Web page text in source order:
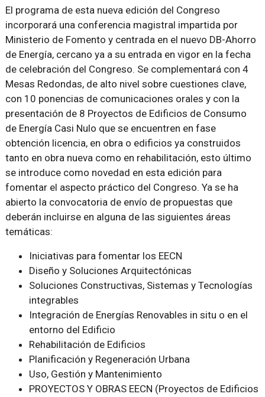
El programa de esta nueva edición del Congreso
incorporará una conferencia magistral impartida por
Ministerio de Fomento y centrada en el nuevo DB-Ahorro
de Energía, cercano ya a su entrada en vigor en la fecha
de celebración del Congreso. Se complementará con 4
Mesas Redondas, de alto nivel sobre cuestiones clave,
con 10 ponencias de comunicaciones orales y con la
presentación de 8 Proyectos de Edificios de Consumo
de Energía Casi Nulo que se encuentren en fase
obtención licencia, en obra o edificios ya construidos
tanto en obra nueva como en rehabilitación, esto último
se introduce como novedad en esta edición para
fomentar el aspecto práctico del Congreso. Ya se ha
abierto la convocatoria de envío de propuestas que
deberán incluirse en alguna de las siguientes áreas
temáticas:
Iniciativas para fomentar los EECN
Diseño y Soluciones Arquitectónicas
Soluciones Constructivas, Sistemas y Tecnologías
integrables
Integración de Energías Renovables in situ o en el
entorno del Edificio
Rehabilitación de Edificios
Planificación y Regeneración Urbana
Uso, Gestión y Mantenimiento
PROYECTOS Y OBRAS EECN (Proyectos de Edificios